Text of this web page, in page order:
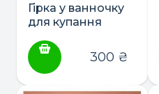
Гірка у ванночку
для купання
300 ₴